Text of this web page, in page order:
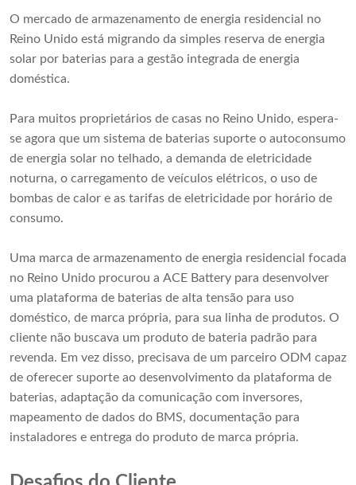
O mercado de armazenamento de energia residencial no
Reino Unido está migrando da simples reserva de energia
solar por baterias para a gestão integrada de energia
doméstica.
Para muitos proprietários de casas no Reino Unido, espera-
se agora que um sistema de baterias suporte o autoconsumo
de energia solar no telhado, a demanda de eletricidade
noturna, o carregamento de veículos elétricos, o uso de
bombas de calor e as tarifas de eletricidade por horário de
consumo.
Uma marca de armazenamento de energia residencial focada
no Reino Unido procurou a ACE Battery para desenvolver
uma plataforma de baterias de alta tensão para uso
doméstico, de marca própria, para sua linha de produtos. O
cliente não buscava um produto de bateria padrão para
revenda. Em vez disso, precisava de um parceiro ODM capaz
de oferecer suporte ao desenvolvimento da plataforma de
baterias, adaptação da comunicação com inversores,
mapeamento de dados do BMS, documentação para
instaladores e entrega do produto de marca própria.